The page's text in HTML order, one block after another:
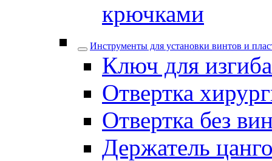
крючками
Инструменты для установки винтов и
Ключ для
Отвертка
Отвертка без
Держатель